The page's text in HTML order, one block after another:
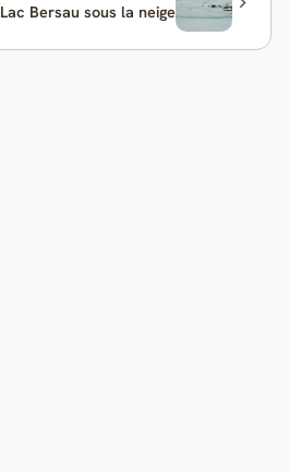
Lac Bersau sous la neige